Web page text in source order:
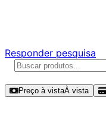
Responder pesquisa
Preço à vistaÀ vista